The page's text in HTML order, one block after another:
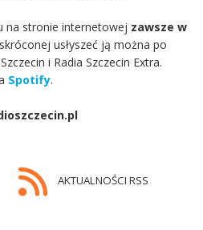
na stronie internetowej zawsze w
usłyszeć ją można po
i Radia Szczecin Extra.
Spotify.
AKTUALNOŚCI RSS